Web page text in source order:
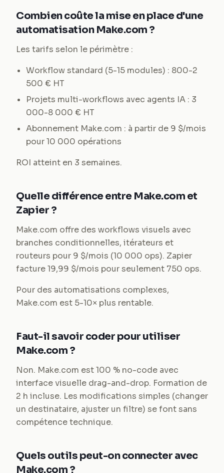
Combien coûte la mise en place d'une
automatisation Make.com ?
Les tarifs selon le périmètre :
Workflow standard (5-15 modules) : 800-2
500 € HT
Projets multi-workflows avec agents IA : 3
000-8 000 € HT
Abonnement Make.com : à partir de 9 $/mois
pour 10 000 opérations
ROI atteint en 3 semaines.
Quelle différence entre Make.com et
Zapier ?
Make.com offre des workflows visuels avec
branches conditionnelles, itérateurs et
routeurs pour 9 $/mois (10 000 ops). Zapier
facture 19,99 $/mois pour seulement 750 ops.
Pour des automatisations complexes,
Make.com est 5-10× plus rentable.
Faut-il savoir coder pour utiliser
Make.com ?
Non. Make.com est 100 % no-code avec
interface visuelle drag-and-drop. Formation de
2 h incluse. Les modifications simples (changer
un destinataire, ajuster un filtre) se font sans
compétence technique.
Quels outils peut-on connecter avec
Make.com ?